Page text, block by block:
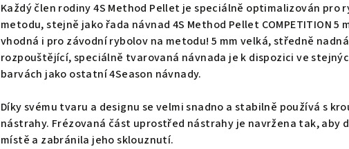
Každý člen rodiny 4S Method Pellet je speciálně optimalizován pro
metodu, stejně jako řada návnad 4S Method Pellet COMPETITION 5
vhodná i pro závodní rybolov na metodu! 5 mm velká, středně
rozpouštějící, speciálně tvarovaná návnada je k dispozici ve
barvách jako ostatní 4Season návnady.
Díky svému tvaru a designu se velmi snadno a stabilně používá s
nástrahy. Frézovaná část uprostřed nástrahy je navržena tak, aby
místě a zabránila jeho sklouznutí.